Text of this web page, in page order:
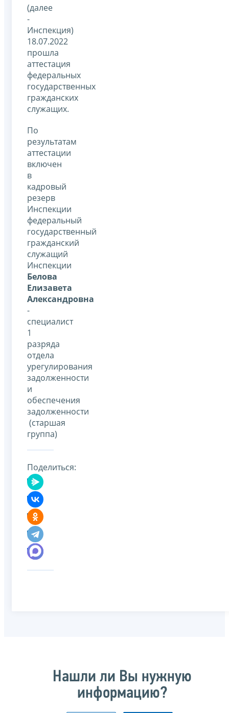
(далее
-
Инспекция)
18.07.2022
прошла
аттестация
федеральных
государственных
гражданских
служащих.
По
результатам
аттестации
включен
в
кадровый
резерв
Инспекции
федеральный
государственный
гражданский
служащий
Инспекции
Белова
Елизавета
Александровна
-
специалист
1
разряда
отдела
урегулирования
задолженности
и
обеспечения
задолженности
(старшая
группа)
Поделиться:
Нашли ли Вы нужную
информацию?